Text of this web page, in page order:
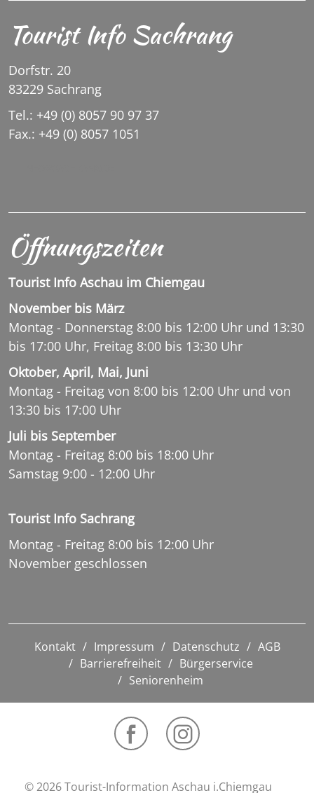
Tourist Info Sachrang
Dorfstr. 20
83229 Sachrang
Tel.: +49 (0) 8057 90 97 37
Fax.: +49 (0) 8057 1051
Öffnungszeiten
Tourist Info Aschau im Chiemgau
November bis März
Montag - Donnerstag 8:00 bis 12:00 Uhr und 13:30
bis 17:00 Uhr, Freitag 8:00 bis 13:30 Uhr
Oktober, April, Mai, Juni
Montag - Freitag von 8:00 bis 12:00 Uhr und von
13:30 bis 17:00 Uhr
Juli bis September
Montag - Freitag 8:00 bis 18:00 Uhr
Samstag 9:00 - 12:00 Uhr
Tourist Info Sachrang
Montag - Freitag 8:00 bis 12:00 Uhr
November geschlossen
Kontakt Impressum Datenschutz
AGB
Barrierefreiheit
Bürgerservice
Seniorenheim
© 2026 Tourist-Information Aschau i.Chiemgau